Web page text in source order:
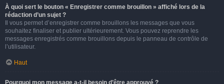
À quoi sert le bouton « Enregistrer comme brouillon » affiché lors de la
rédaction d’un sujet ?
Il vous permet d’enregistrer comme brouillons les messages que vous
souhaitez finaliser et publier ultérieurement. Vous pouvez reprendre les
messages enregistrés comme brouillons depuis le panneau de contrôle de
l’utilisateur.
Haut
Pourquoi mon message a-t-il besoin d’être approuvé ?